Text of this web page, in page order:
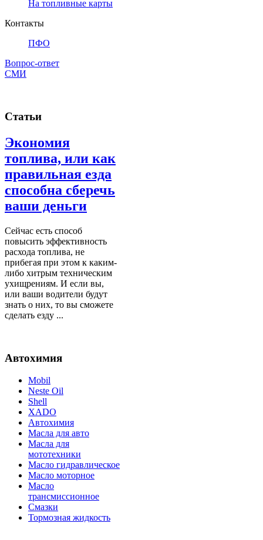
На топливные карты
Контакты
ПФО
Вопрос-ответ
СМИ
Статьи
Экономия
топлива, или как
правильная езда
способна сберечь
ваши деньги
Сейчас есть способ
повысить эффективность
расхода топлива, не
прибегая при этом к каким-
либо хитрым техническим
ухищрениям. И если вы,
или ваши водители будут
знать о них, то вы сможете
сделать езду ...
Автохимия
Mobil
Neste Oil
Shell
XADO
Автохимия
Масла для авто
Масла для
мототехники
Масло гидравлическое
Масло моторное
Масло
трансмиссионное
Смазки
Тормозная жидкость